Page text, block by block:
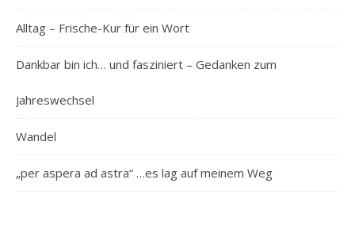
Alltag – Frische-Kur für ein Wort
Dankbar bin ich… und fasziniert – Gedanken zum
Jahreswechsel
Wandel
„per aspera ad astra“ …es lag auf meinem Weg